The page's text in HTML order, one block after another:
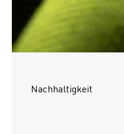
Nachhaltigkeit